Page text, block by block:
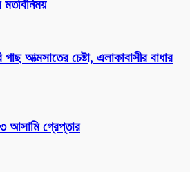
মতবিনিময়
আত্মসাতের চেষ্টা, এলাকাবাসীর বাধার
আসামি গ্রেপ্তার